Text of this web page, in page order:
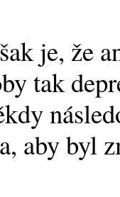
je, že
tak
aby byl